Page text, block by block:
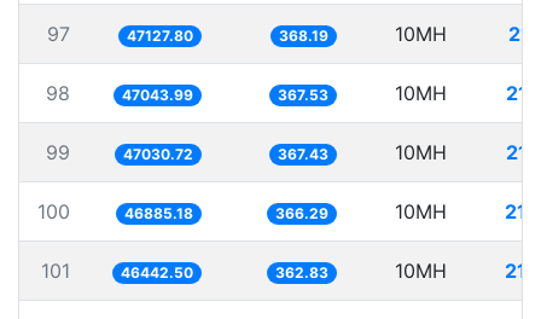
97 47127.80 368.19 10MH
98 47043.99 367.53 10MH
99 47030.72 367.43 10MH
100 46885.18 366.29 10MH
101 46442.50 362.83 10MH